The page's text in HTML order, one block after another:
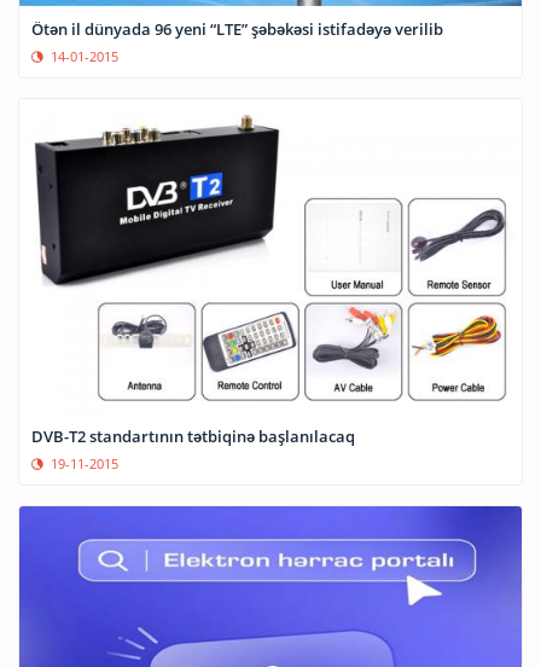
Ötən il dünyada 96 yeni “LTE” şəbəkəsi istifadəyə verilib
14-01-2015
DVB-T2 standartının tətbiqinə başlanılacaq
19-11-2015